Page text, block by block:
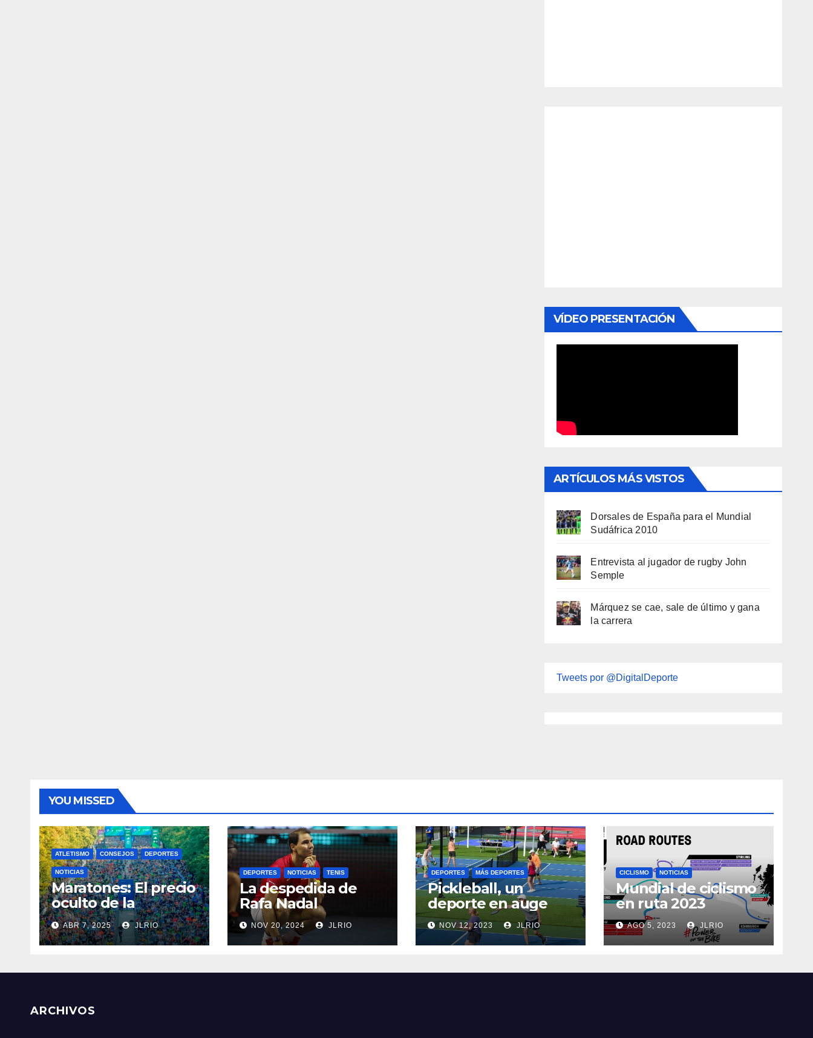
VÍDEO PRESENTACIÓN
ARTÍCULOS MÁS VISTOS
Dorsales de España para el Mundial
Sudáfrica 2010
Entrevista al jugador de rugby John
Semple
Márquez se cae, sale de último y gana
la carrera
Tweets por @DigitalDeporte
YOU MISSED
ATLETISMO CONSEJOS DEPORTES
NOTICIAS
Maratones: El precio
oculto de la
resistencia
ABR 7, 2025 JLRIO
DEPORTES NOTICIAS TENIS
La despedida de
Rafa Nadal
NOV 20, 2024 JLRIO
DEPORTES MÁS DEPORTES
Pickleball, un
deporte en auge
NOV 12, 2023 JLRIO
CICLISMO NOTICIAS
Mundial de ciclismo
en ruta 2023
AGO 5, 2023 JLRIO
ARCHIVOS